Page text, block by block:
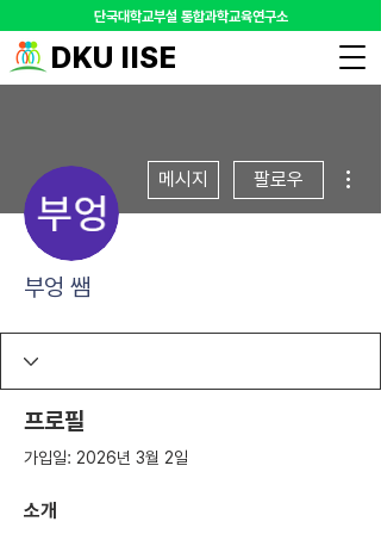
​단국대학교부설 통합과학교육연구소
DKU IISE
메시지 팔로우
부엉 쌤
프로필
가입일: 2026년 3월 2일
소개